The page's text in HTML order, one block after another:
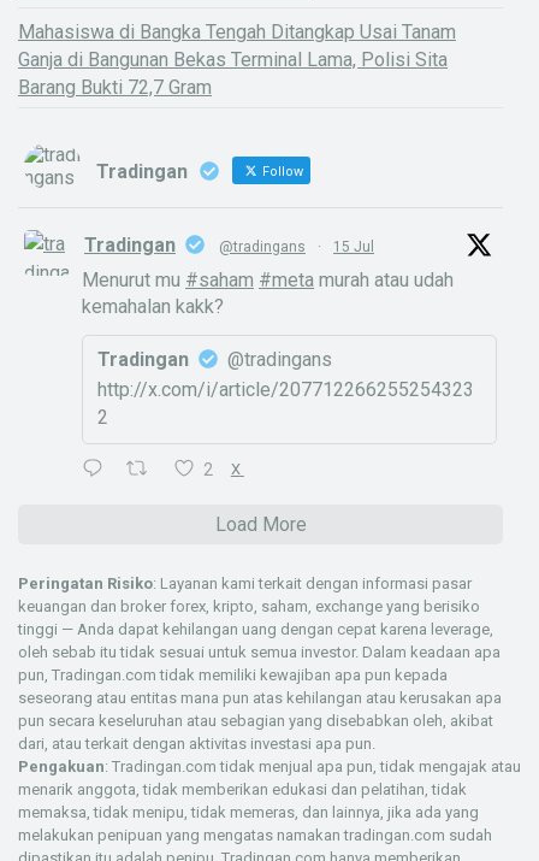
Mahasiswa di Bangka Tengah Ditangkap Usai Tanam
Ganja di Bangunan Bekas Terminal Lama, Polisi Sita
Barang Bukti 72,7 Gram
Tradingan Follow
Tradingan @tradingans · 15 Jul
Menurut mu #saham #meta murah atau udah
kemahalan kakk?
Tradingan
@tradingans
http://x.com/i/article/207712266255254323
2
2 X
Load More
Peringatan Risiko: Layanan kami terkait dengan informasi pasar
keuangan dan broker forex, kripto, saham, exchange yang berisiko
tinggi — Anda dapat kehilangan uang dengan cepat karena leverage,
oleh sebab itu tidak sesuai untuk semua investor. Dalam keadaan apa
pun, Tradingan.com tidak memiliki kewajiban apa pun kepada
seseorang atau entitas mana pun atas kehilangan atau kerusakan apa
pun secara keseluruhan atau sebagian yang disebabkan oleh, akibat
dari, atau terkait dengan aktivitas investasi apa pun.
Pengakuan: Tradingan.com tidak menjual apa pun, tidak mengajak atau
menarik anggota, tidak memberikan edukasi dan pelatihan, tidak
memaksa, tidak menipu, tidak memeras, dan lainnya, jika ada yang
melakukan penipuan yang mengatas namakan tradingan.com sudah